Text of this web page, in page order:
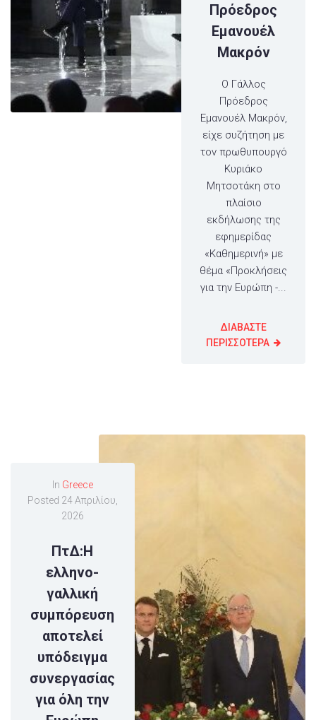
Πρόεδρος
Εμανουέλ
Μακρόν
Ο Γάλλος
Πρόεδρος
Εμανουέλ Μακρόν,
είχε συζήτηση με
τον πρωθυπουργό
Κυριάκο
Μητσοτάκη στο
πλαίσιο
εκδήλωσης της
εφημερίδας
«Καθημερινή» με
θέμα «Προκλήσεις
για την Ευρώπη -...
ΔΙΑΒΑΣΤΕ
ΠΕΡΙΣΣΟΤΕΡΑ
In Greece
Posted 24 Απριλίου,
2026
ΠτΔ:Η
ελληνο-
γαλλική
συμπόρευση
αποτελεί
υπόδειγμα
συνεργασίας
για όλη την